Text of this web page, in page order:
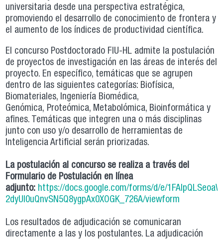
universitaria desde una perspectiva estratégica,
promoviendo el desarrollo de conocimiento de frontera y
el aumento de los índices de productividad científica.
El concurso Postdoctorado FIU-HL admite la postulación
de proyectos de investigación en las áreas de interés del
proyecto. En específico, temáticas que se agrupen
dentro de las siguientes categorías: Biofísica,
Biomateriales, Ingeniería Biomédica,
Genómica, Proteómica, Metabolómica, Bioinformática y
afines. Temáticas que integren una o más disciplinas
junto con uso y/o desarrollo de herramientas de
Inteligencia Artificial serán priorizadas.
La postulación al concurso se realiza a través del
Formulario de Postulación en línea
adjunto: https://docs.google.com/forms/d/e/
2dyUI0uQnvSN5Q8ygpAx0XOGK_726A/viewform
Los resultados de adjudicación se comunicaran
directamente a las y los postulantes. La adjudicación